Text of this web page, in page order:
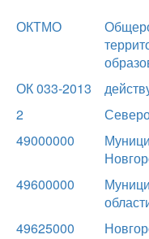
ОКТМО
ОК 033-2013
2
49000000
49600000
49625000